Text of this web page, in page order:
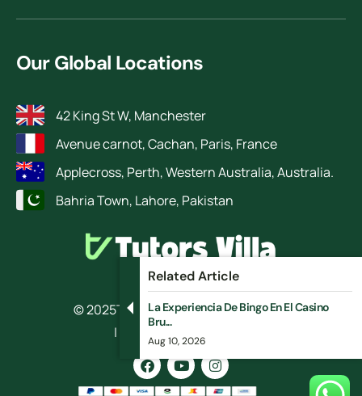
Related Article
La Experiencia De Bingo En El Casino
Bru...
Aug 10, 2026
© 2025TutorsVilla.All rights reserved
| Design by RokketBase
Our Global Locations
42 King St W, Manchester
Avenue carnot, Cachan, Paris, France
Applecross, Perth, Western Australia, Australia.
Bahria Town, Lahore, Pakistan